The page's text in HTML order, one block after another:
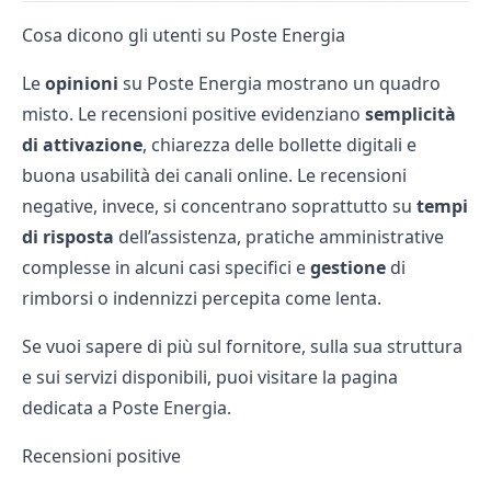
Cosa dicono gli utenti su Poste Energia
Leopinioni su Poste Energia mostrano un quadro
misto. Le recensioni positive evidenziano semplicità
di attivazione, chiarezza delle bollette digitali e
buona usabilità dei canali online. Le recensioni
negative, invece, si concentrano soprattutto su tempi
di risposta dell’assistenza, pratiche amministrative
complesse in alcuni casi specifici egestione di
rimborsi o indennizzi percepita come lenta.
Se vuoi sapere di più sul fornitore, sulla sua struttura
e sui servizi disponibili, puoi visitare la pagina
dedicata a Poste Energia.
Recensioni positive